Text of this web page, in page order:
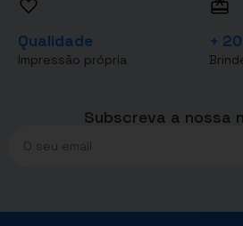
Qualidade
Impressão própria
+
Subscreva a nossa